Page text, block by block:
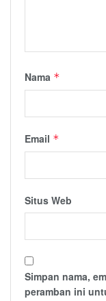
Nama *
Email *
Situs Web
Simpan nama,
peramban ini